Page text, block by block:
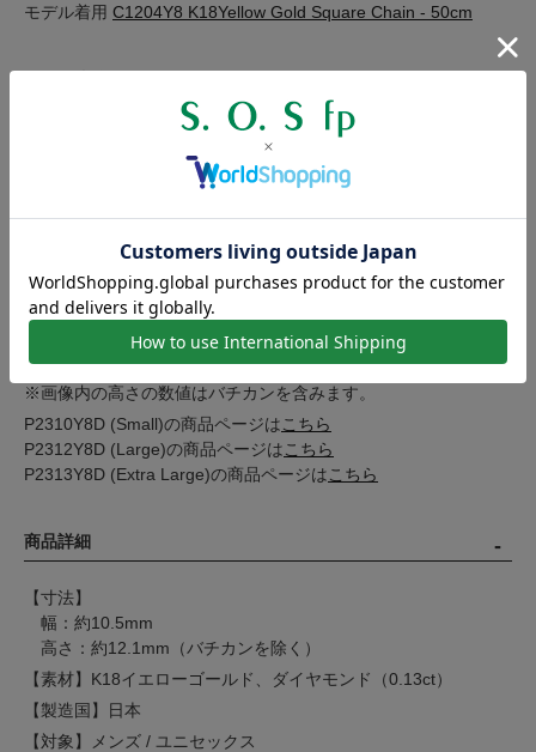
モデル着用 C1204Y8 K18Yellow Gold Square Chain - 50cm
ホースシューペンダントの大きさの比較。当商品は
きさとなります。
※画像内の高さの数値はバチカンを含みます。
P2310Y8D (Small)の商品ページは こちら
P2312Y8D (Large)の商品ページは こちら
P2313Y8D (Extra Large)の商品ページは こちら
商品詳細
【寸法】
幅：約10.5mm
高さ：約12.1mm（バチカンを除く）
【素材】K18イエローゴールド、ダイヤモンド（0.13ct）
【製造国】日本
【対象】メンズ / ユニセックス